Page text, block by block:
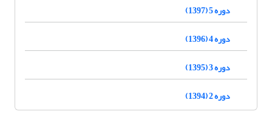
دوره 5 (1397)
دوره 4 (1396)
دوره 3 (1395)
دوره 2 (1394)